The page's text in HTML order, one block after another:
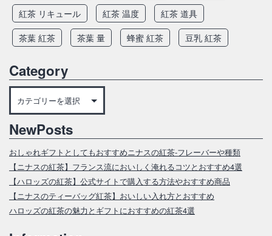
紅茶 リキュール
紅茶 温度
紅茶 道具
茶葉 紅茶
茶葉 量 蜂蜜 紅茶 豆乳 紅茶
Category
Category
NewPosts
おしゃれギフトとしてもおすすめニナスの紅茶‐フレーバーや種類
【ニナスの紅茶】フランス流においしく淹れるコツとおすすめ4選
【ハロッズの紅茶】公式サイトで購入する方法やおすすめ商品
【ニナスのティーバッグ紅茶】おいしい入れ方とおすすめ
ハロッズの紅茶の魅力とギフトにおすすめの紅茶4選